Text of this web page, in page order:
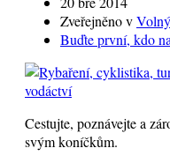
Zveřejněno v
Buďte první, kdo
Cestujte, poznávejte a
svým koníčkům.